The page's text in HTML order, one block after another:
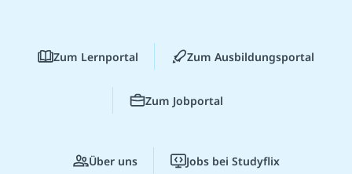
Zum Lernportal Zum Ausbildungsportal
Zum Jobportal
Über uns Jobs bei Studyflix